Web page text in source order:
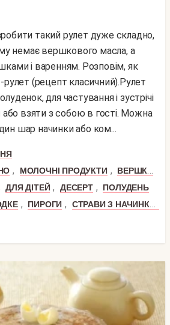
немає вершкового масла, а
і варенням. Розповім, як
рулет (рецепт класичний).Рулет
для частування і зустрічі
або взяти з собою в гості. Можна
шар начинки або ком...
, МОЛОЧНІ ПРОДУКТИ , ВЕРШКИ
ДЛЯ ДІТЕЙ , ДЕСЕРТ ,
ПОЛУДЕНЬ
, ПИРОГИ , СТРАВИ З НАЧИНКОЮ